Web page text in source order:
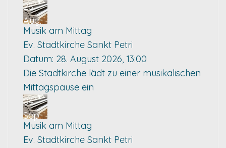
28
Aug.
Musik am Mittag
Ev. Stadtkirche Sankt Petri
Datum: 28. August 2026, 13:00
Die Stadtkirche lädt zu einer musikalischen
Mittagspause ein
04
Sep.
Musik am Mittag
Ev. Stadtkirche Sankt Petri